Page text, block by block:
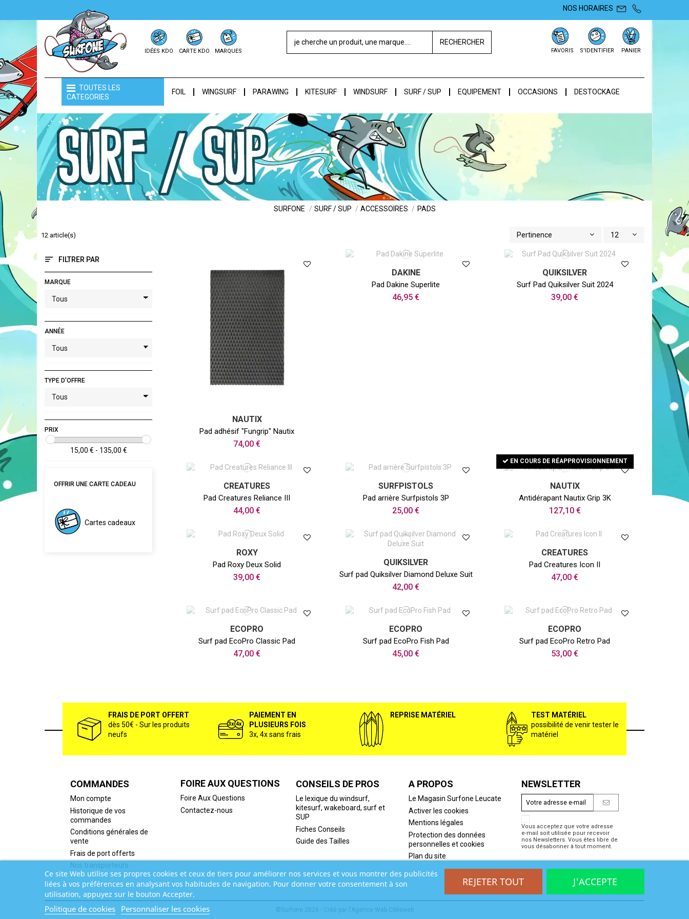
NOS HORAIRES
IDÉES KDO CARTE KDO MARQUES
RECHERCHER
FAVORIS S'IDENTIFIER PANIER
TOUTES LES
CATEGORIES
FOIL WINGSURF PARAWING KITESURF WINDSURF SURF / SUP EQUIPEMENT OCCASIONS DESTOCKAGE
PADS
SURFONE SURF / SUP ACCESSOIRES PADS
12 article(s) Pertinence 12
FILTRER PAR
MARQUE
ANNÉE
TYPE D'OFFRE
PRIX
15,00 € - 135,00 €
OFFRIR UNE CARTE CADEAU
Cartes cadeaux
NAUTIX
Pad adhésif "Fungrip" Nautix
74,00 €
DAKINE
Pad Dakine Superlite
46,95 €
QUIKSILVER
Surf Pad Quiksilver Suit 2024
39,00 €
CREATURES
Pad Creatures Reliance III
44,00 €
SURFPISTOLS
Pad arrière Surfpistols 3P
25,00 €
EN COURS DE RÉAPPROVISIONNEMENT
NAUTIX
Antidérapant Nautix Grip 3K
127,10 €
ROXY
Pad Roxy Deux Solid
39,00 €
QUIKSILVER
Surf pad Quiksilver Diamond Deluxe Suit
42,00 €
CREATURES
Pad Creatures Icon II
47,00 €
ECOPRO
Surf pad EcoPro Classic Pad
47,00 €
ECOPRO
Surf pad EcoPro Fish Pad
45,00 €
ECOPRO
Surf pad EcoPro Retro Pad
53,00 €
FRAIS DE PORT OFFERT
dès 50€ - Sur les produits
neufs
PAIEMENT EN
PLUSIEURS FOIS
3x, 4x sans frais
REPRISE MATÉRIEL
TEST MATÉRIEL
possibilité de venir tester le
matériel
COMMANDES
Mon compte
Historique de vos
commandes
Conditions générales de
vente
Frais de port offerts
Nos transporteurs
FOIRE AUX QUESTIONS
Foire Aux Questions
Contactez-nous
CONSEILS DE PROS
Le lexique du windsurf,
kitesurf, wakeboard, surf et
SUP
Fiches Conseils
Guide des Tailles
A PROPOS
Le Magasin Surfone Leucate
Activer les cookies
Mentions légales
Protection des données
personnelles et cookies
Plan du site
NEWSLETTER
Vous acceptez que votre adresse
e-mail soit utilisée pour recevoir
nos Newsletters. Vous êtes libre de
vous désabonner à tout moment.
©Surfone 2026 - Créé par l'Agence Web Cibleweb
Ce site Web utilise ses propres cookies et ceux de tiers pour améliorer nos services et vous montrer des publicités
liées à vos préférences en analysant vos habitudes de navigation. Pour donner votre consentement à son
utilisation, appuyez sur le bouton Accepter.
Politique de cookies Personnaliser les cookies
REJETER TOUT J'ACCEPTE